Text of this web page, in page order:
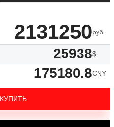
2131250руб.
25938$
175180.8CNY
КУПИТЬ